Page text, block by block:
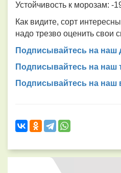
Устойчивость к морозам: -
Как видите, сорт
надо трезво оценить свои
Подписывайтесь на наш
Подписывайтесь на наш
Подписывайтесь на наш